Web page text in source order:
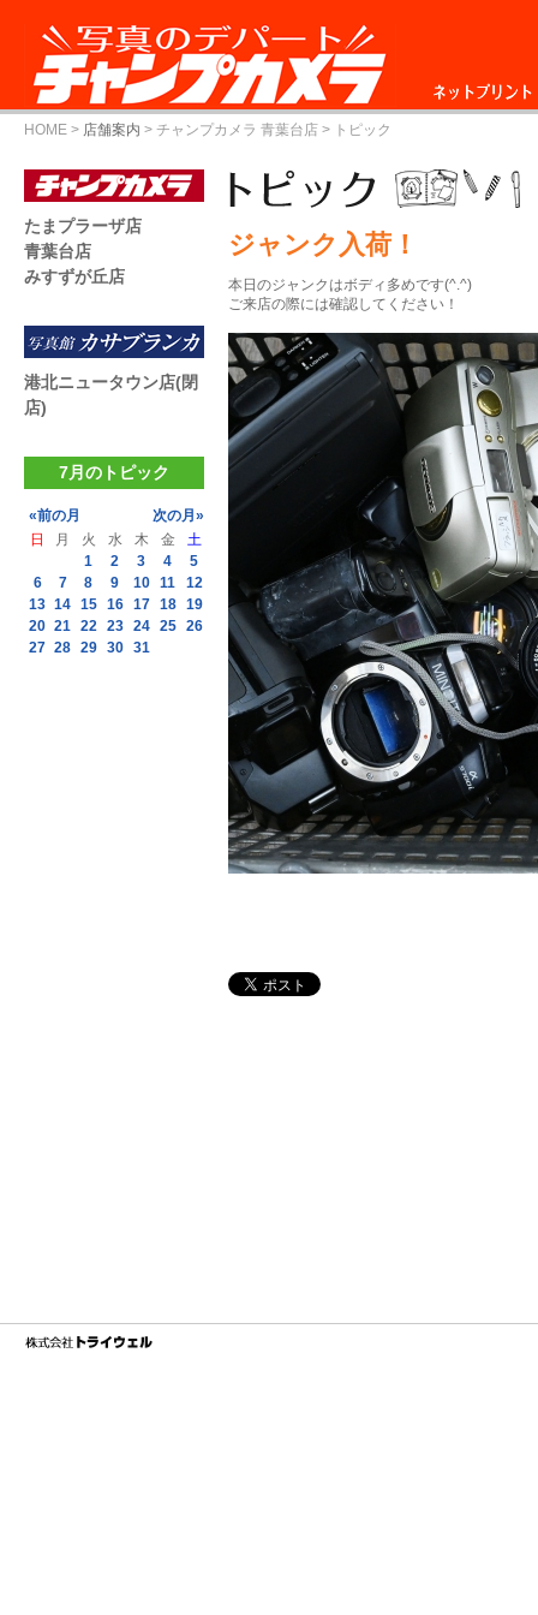
ネットプリント
HOME > 店舗案内 > チャンプカメラ 青葉台店 > トピック
ジャンク入荷！
本日のジャンクはボディ多めです(^.^)
ご来店の際には確認してください！
たまプラーザ店
青葉台店
みすずが丘店
港北ニュータウン店(閉
店)
7月のトピック
«前の月
次の月»
日
月 火 水 木 金
土
1
2 3 4
5
6
7 8 9 10 11
12
13 14 15 16 17 18 19
20 21 22 23 24 25 26
27 28 29 30 31